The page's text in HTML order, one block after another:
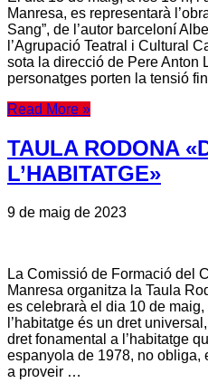
Manresa, es representarà
Sang”, de l’autor barceloní
l’Agrupació Teatral i Cultural
sota la direcció de Pere Anton
personatges porten la tensió
Read More »
TAULA RODONA
L’HABITATGE»
9 de maig de 2023
La Comissió de Formació del
Manresa organitza la Taula
es celebrarà el dia 10 de
l’habitatge és un dret
dret fonamental a l’habitatge
espanyola de 1978, no obliga,
a proveir …